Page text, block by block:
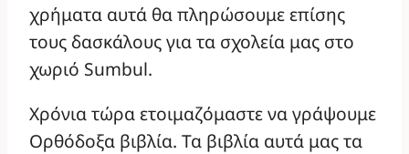
χρήματα αυτά θα πληρώσουμε επίσης
τους δασκάλους για τα σχολεία μας στο
χωριό Sumbul.
Χρόνια τώρα ετοιμαζόμαστε να γράψουμε
Ορθόδοξα βιβλία. Τα βιβλία αυτά μας τα